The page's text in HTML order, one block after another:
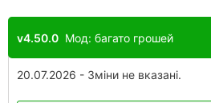
v4.50.0 Мод: багато грошей
20.07.2026 - Зміни не вказані.